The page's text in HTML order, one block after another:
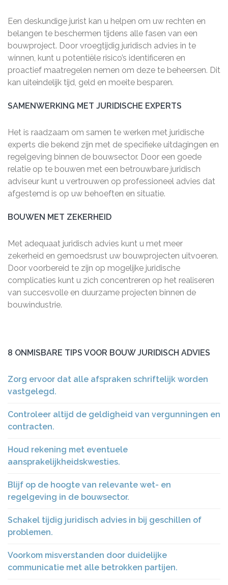
Een deskundige jurist kan u helpen om uw rechten en
belangen te beschermen tijdens alle fasen van een
bouwproject. Door vroegtijdig juridisch advies in te
winnen, kunt u potentiële risico’s identificeren en
proactief maatregelen nemen om deze te beheersen. Dit
kan uiteindelijk tijd, geld en moeite besparen.
SAMENWERKING MET JURIDISCHE EXPERTS
Het is raadzaam om samen te werken met juridische
experts die bekend zijn met de specifieke uitdagingen en
regelgeving binnen de bouwsector. Door een goede
relatie op te bouwen met een betrouwbare juridisch
adviseur kunt u vertrouwen op professioneel advies dat
afgestemd is op uw behoeften en situatie.
BOUWEN MET ZEKERHEID
Met adequaat juridisch advies kunt u met meer
zekerheid en gemoedsrust uw bouwprojecten uitvoeren.
Door voorbereid te zijn op mogelijke juridische
complicaties kunt u zich concentreren op het realiseren
van succesvolle en duurzame projecten binnen de
bouwindustrie.
8 ONMISBARE TIPS VOOR BOUW JURIDISCH ADVIES
Zorg ervoor dat alle afspraken schriftelijk worden
vastgelegd.
Controleer altijd de geldigheid van vergunningen en
contracten.
Houd rekening met eventuele
aansprakelijkheidskwesties.
Blijf op de hoogte van relevante wet- en
regelgeving in de bouwsector.
Schakel tijdig juridisch advies in bij geschillen of
problemen.
Voorkom misverstanden door duidelijke
communicatie met alle betrokken partijen.